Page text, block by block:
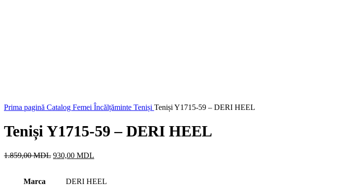
Prima pagină Catalog Femei Încălțăminte Teniși Teniși Y1715-59 – DERI HEEL
Teniși Y1715-59 – DERI HEEL
1.859,00MDL Prețul
930,00 MDL
930,00 MDL.
Marca DERI HEEL